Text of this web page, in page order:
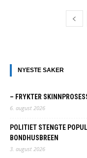
NYESTE SAKER
– FRYKTER
6. august 2026
POLITIET STENGTE
BONDHUSBREEN
3. august 2026